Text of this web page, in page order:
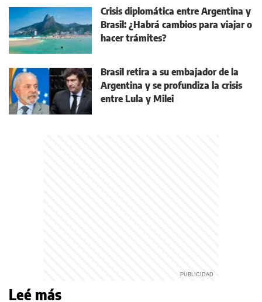
Crisis diplomática entre Argentina y
Brasil: ¿Habrá cambios para viajar o
hacer trámites?
Brasil retira a su embajador de la
Argentina y se profundiza la crisis
entre Lula y Milei
Leé más